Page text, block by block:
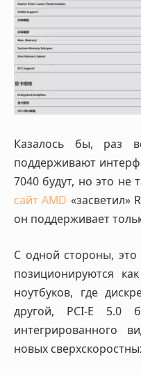
Казалось бы, раз
поддерживают
7040 будут, но это не
сайт AMD «засветил»
он поддерживает
С одной стороны,
позиционируются
ноутбуков, где
другой, PCI-E
интегрированного
новых